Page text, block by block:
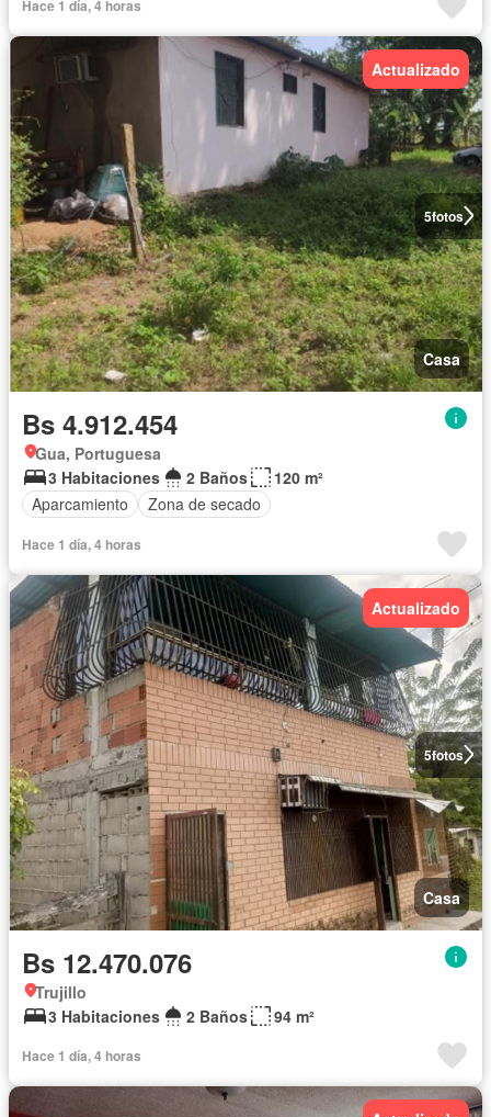
Hace 1 día, 4 horas
5fotos
Actualizado
Casa
Bs 4.912.454
Gua, Portuguesa
3 Habitaciones
2 Baños
120 m²
Aparcamiento
Zona de secado
Hace 1 día, 4 horas
5fotos
Actualizado
Casa
Bs 12.470.076
Trujillo
3 Habitaciones
2 Baños 94 m²
Hace 1 día, 4 horas